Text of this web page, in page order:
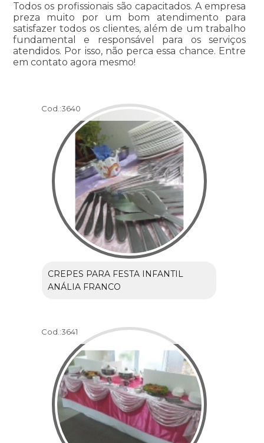
Todos os profissionais são capacitados. A empresa
preza muito por um bom atendimento para
satisfazer todos os clientes, além de um trabalho
fundamental e responsável para os serviços
atendidos. Por isso, não perca essa chance. Entre
em contato agora mesmo!
Cod.:3640
CREPES PARA FESTA INFANTIL
ANÁLIA FRANCO
Cod.:3641